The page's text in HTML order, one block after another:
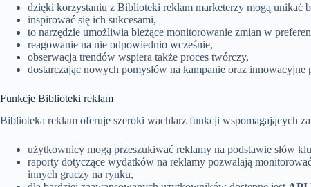
dzięki korzystaniu z Biblioteki reklam marketerzy mogą unikać
inspirować się ich sukcesami,
to narzędzie umożliwia bieżące monitorowanie zmian w
reagowanie na nie odpowiednio wcześnie,
obserwacja trendów wspiera także proces twórczy,
dostarczając nowych pomysłów na kampanie oraz
Funkcje Biblioteki reklam
Biblioteka reklam oferuje szeroki wachlarz funkcji wspomagających
użytkownicy mogą przeszukiwać reklamy na podstawie słów
raporty dotyczące wydatków na reklamy pozwalają
innych graczy na rynku,